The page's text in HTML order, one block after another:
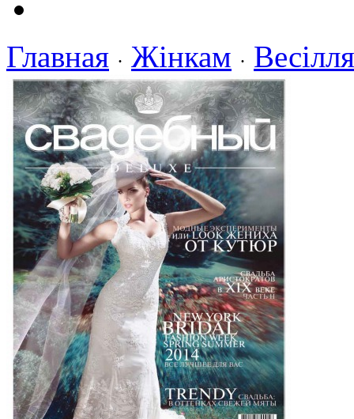
Главная · Жінкам · Весілля